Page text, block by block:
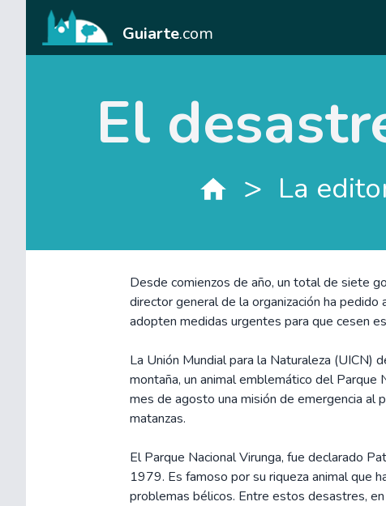
Guiarte.com
El
> La
Desde comienzos de año, un total de siete
director general de la organización ha
adopten medidas urgentes para que cesen
La Unión Mundial para la Naturaleza (UICN)
montaña, un animal emblemático del Parque
mes de agosto una misión de emergencia al
matanzas.
El Parque Nacional Virunga, fue declarado
1979. Es famoso por su riqueza animal que
problemas bélicos. Entre estos desastres,